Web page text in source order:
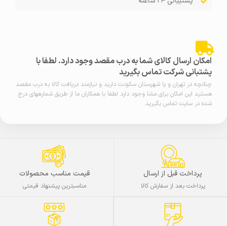
امکان ارسال کالای شما به درب مقصد وجود دارد. لطفا با
پشتبانی شرکت تماس بگیرید
چنانچه در تهران و یا شهرستان سکونت دارید و نیازمند دریافت کالا به درب مقصد
هستید این امکان برای مشا وجود دارد لطفا با همکاران ما از طریق شمارههای درج
شده در سایت تماس بگیرید.
پرداخت قبل از ارسال
پرداخت بعد از سفارش کالا
قیمت مناسب محصولات
مناسبترین پیشنهاد قیمتی